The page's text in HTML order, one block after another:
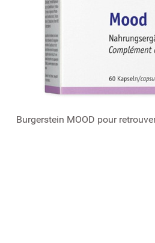
Burgerstein MOOD pour